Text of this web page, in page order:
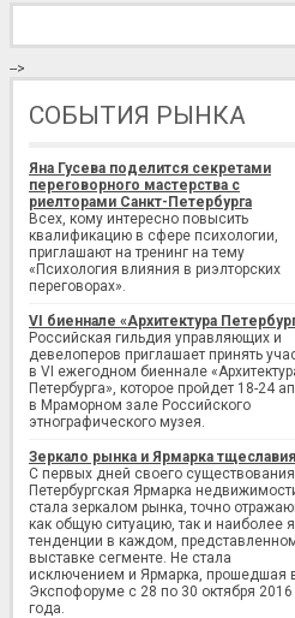
-->
СОБЫТИЯ РЫНКА
Яна Гусева поделится секретами
переговорного мастерства с
риелторами Санкт-Петербурга
Всех, кому интересно повысить
квалификацию в сфере психологии,
приглашают на тренинг на тему
«Психология влияния в риэлторских
переговорах».
VI биеннале «Архитектура
Российская гильдия управляющих и
девелоперов приглашает принять
в VI ежегодном биеннале
Петербурга», которое пройдет 18-24
в Мраморном зале Российского
этнографического музея.
Зеркало рынка и Ярмарка тщеславия
С первых дней своего существования
Петербургская Ярмарка
стала зеркалом рынка, точно
как общую ситуацию, так и наиболее
тенденции в каждом,
выставке сегменте. Не стала
исключением и Ярмарка, прошедшая
Экспофоруме с 28 по 30 октября 2016
года.